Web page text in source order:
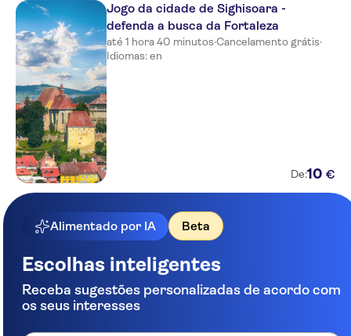
Jogo da cidade de Sighisoara -
defenda a busca da Fortaleza
até 1 hora 40 minutos·Cancelamento grátis·
Idiomas: en
De:10 €
Alimentado por IA Beta
Escolhas inteligentes
Receba sugestões personalizadas de acordo com
os seus interesses